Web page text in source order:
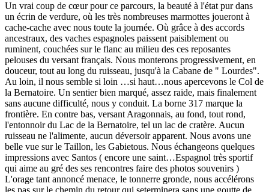
Un vrai coup de cœur pour ce parcours, la beauté à l'état pur dans
un écrin de verdure, où les très nombreuses marmottes joueront à
cache-cache avec nous toute la journée. Où grâce à des accords
ancestraux, des vaches espagnoles paissent paisiblement ou
ruminent, couchées sur le flanc au milieu des ces reposantes
pelouses du versant français. Nous monterons progressivement, en
douceur, tout au long du ruisseau, jusqu'à la Cabane de " Lourdes".
Au loin, il nous semble si loin …si haut…nous apercevons le Col de
la Bernatoire. Un sentier bien marqué, assez raide, mais finalement
sans aucune difficulté, nous y conduit. La borne 317 marque la
frontière. En contre bas, versant Aragonnais, au fond, tout rond,
l'entonnoir du Lac de la Bernatoire, tel un lac de cratère. Aucun
ruisseau ne l'alimente, aucun déversoir apparent. Nous avons une
belle vue sur le Taillon, les Gabietous. Nous échangeons quelques
impressions avec Santos ( encore une saint…Espagnol très sportif
qui aime au gré des ses rencontres faire des photos souvenirs )
L'orage tant annoncé menace, le tonnerre gronde, nous accélérons
les pas sur le chemin du retour qui seterminera sans une goutte de